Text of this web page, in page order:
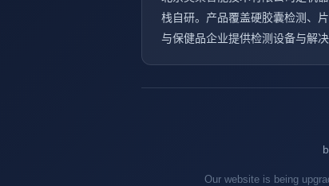
栈自研。产品覆盖硬胶囊检测、
与保健品企业提供检测设备与解决
Our website is being